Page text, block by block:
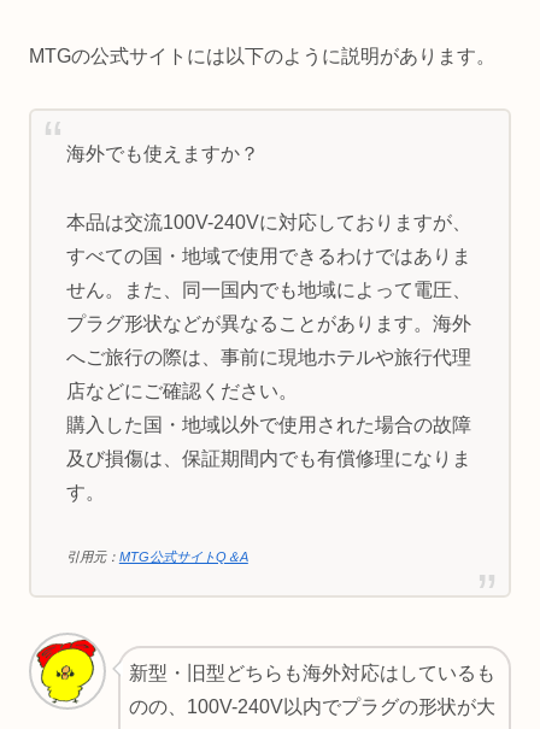
MTGの公式サイトには以下のように説明があります。
海外でも使えますか？
本品は交流100V-240Vに対応しておりますが、
すべての国・地域で使用できるわけではありま
せん。また、同一国内でも地域によって電圧、
プラグ形状などが異なることがあります。海外
へご旅行の際は、事前に現地ホテルや旅行代理
店などにご確認ください。
購入した国・地域以外で使用された場合の故障
及び損傷は、保証期間内でも有償修理になりま
す。
引用元： MTG公式サイトQ＆A
新型・旧型どちらも海外対応はしているも
のの、100V-240V以内でプラグの形状が大